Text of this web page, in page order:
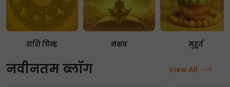
राशि चिन्ह नक्षत्र मुहूर्त
नवीनतम ब्लॉग View All →